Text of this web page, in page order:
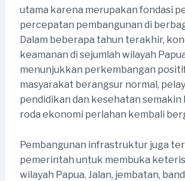
utama karena merupakan fondasi
percepatan pembangunan di
Dalam beberapa tahun terakhir,
keamanan di sejumlah wilayah
menunjukkan perkembangan
masyarakat berangsur normal,
pendidikan dan kesehatan semakin
roda ekonomi perlahan kembali
Pembangunan infrastruktur juga
pemerintah untuk membuka
wilayah Papua. Jalan, jembatan,